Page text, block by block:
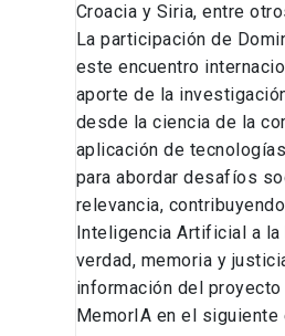
Croacia y Siria, entre
La participación de
este encuentro
aporte de la
desde la ciencia de la
aplicación de
para abordar desafíos
relevancia,
Inteligencia Artificial a
verdad, memoria y
información del proyecto
MemorIA en el siguiente